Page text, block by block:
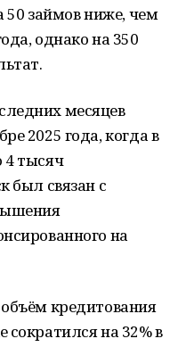
50 займов ниже, чем
однако на 350
месяцев
2025 года, когда в
4 тысяч
был связан с
на
кредитования
сократился на 32% в